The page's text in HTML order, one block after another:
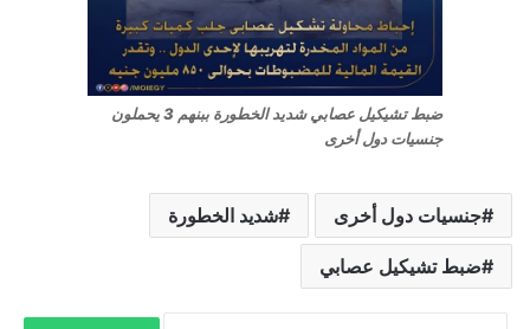
ضبط تشيكيل عصابي شديد الخطورة ببنهم 3 يحملون
جنسيات دول أخرى
جنسيات دول أخرى شديد الخطورة
ضبط تشيكيل عصابي